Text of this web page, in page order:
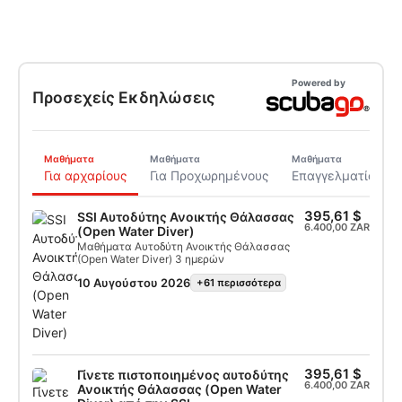
Προσεχείς Εκδηλώσεις
Powered by
Μαθήματα
Για αρχαρίους
Μαθήματα
Για Προχωρημένους
Μαθήματα
Επαγγελματίας
SSI Αυτοδύτης Ανοικτής Θάλασσας
(Open Water Diver)
Μαθήματα Αυτοδύτη Ανοικτής Θάλασσας
(Open Water Diver) 3 ημερών
10 Αυγούστου 2026 +61 περισσότερα
395,61 $
6.400,00 ZAR
Γίνετε πιστοποιημένος αυτοδύτης
Ανοικτής Θάλασσας (Open Water
395,61 $
6.400,00 ZAR